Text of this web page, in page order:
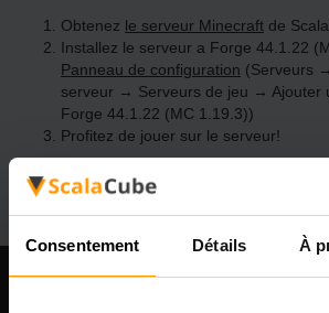
Consentement Détails À
Obtenez le serveur Minecraft de
Installez le serveur a Forge 44.1.22
Panneau de configuration (Serveurs
serveur → Serveurs de jeu → Ajouter
Forge 44.1.22 (MC 1.19.3))
Profitez de jouer sur le serveur!